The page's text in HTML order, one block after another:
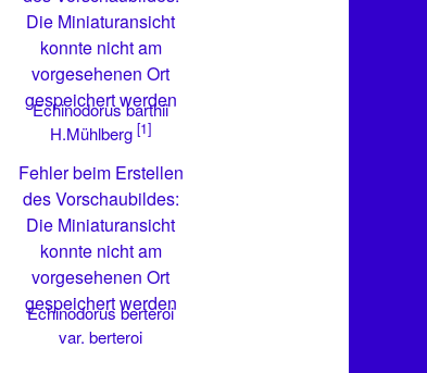
Die Miniaturansicht
konnte nicht am
vorgesehenen Ort
gespeichert werden
Echinodorus barthii
H.Mühlberg [1]
Fehler beim Erstellen
des Vorschaubildes:
Die Miniaturansicht
konnte nicht am
vorgesehenen Ort
gespeichert werden
Echinodorus berteroi
var. berteroi